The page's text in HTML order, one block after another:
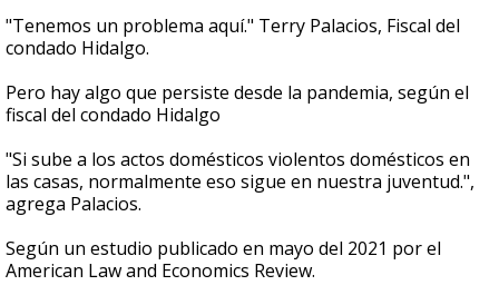
"Tenemos un problema aquí." Terry Palacios, Fiscal del
condado Hidalgo.
Pero hay algo que persiste desde la pandemia, según el
fiscal del condado Hidalgo
"Si sube a los actos domésticos violentos domésticos en
las casas, normalmente eso sigue en nuestra juventud.",
agrega Palacios.
Según un estudio publicado en mayo del 2021 por el
American Law and Economics Review.